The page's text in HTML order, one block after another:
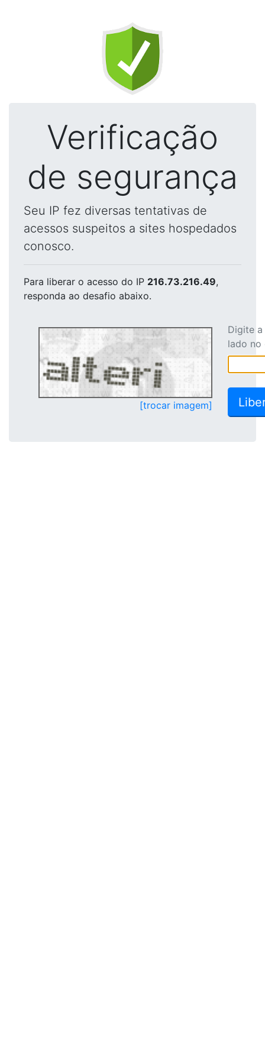
Verificação
de segurança
Seu IP fez diversas tentativas de
acessos suspeitos a sites hospedados
conosco.
Para liberar o acesso do IP 216.73.216.49,
responda ao desafio abaixo.
[trocar imagem]
Digite
lado no